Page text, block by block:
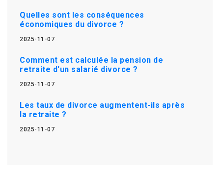
Quelles sont les conséquences
économiques du divorce ?
2025-11-07
Comment est calculée la pension de
retraite d'un salarié divorce ?
2025-11-07
Les taux de divorce augmentent-ils après
la retraite ?
2025-11-07